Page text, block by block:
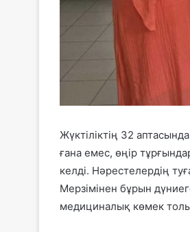
Жүктіліктің 32
ғана емес, өңір
келді. Нәрестелердің
Мерзімінен бұрын
медициналық көмек